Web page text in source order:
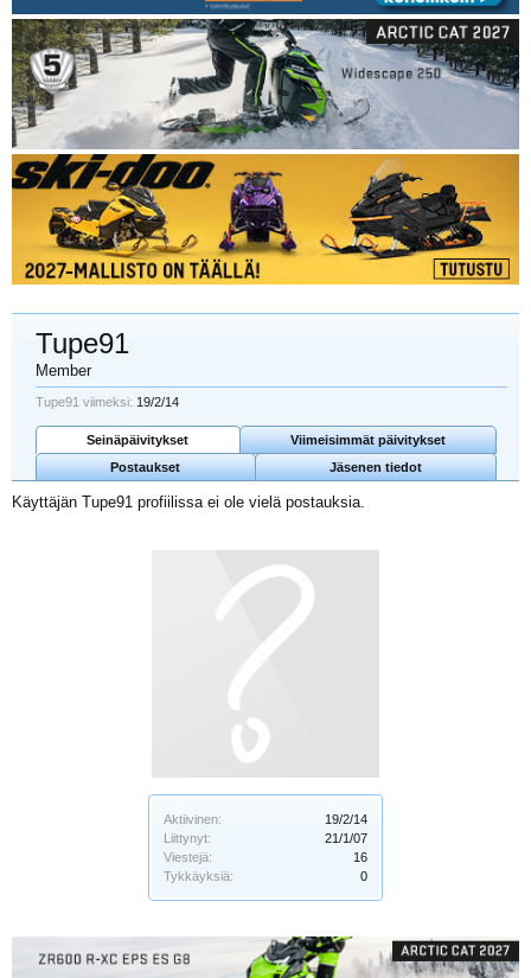
Aktiivinen:
19/2/14
Liittynyt:
21/1/07
Viestejä:
16
Tykkäyksiä:
0
Tupe91
Member
Tupe91 viimeksi: 19/2/14
Seinäpäivitykset
Viimeisimmät päivitykset
Postaukset
Jäsenen tiedot
Käyttäjän Tupe91 profiilissa ei ole vielä postauksia.